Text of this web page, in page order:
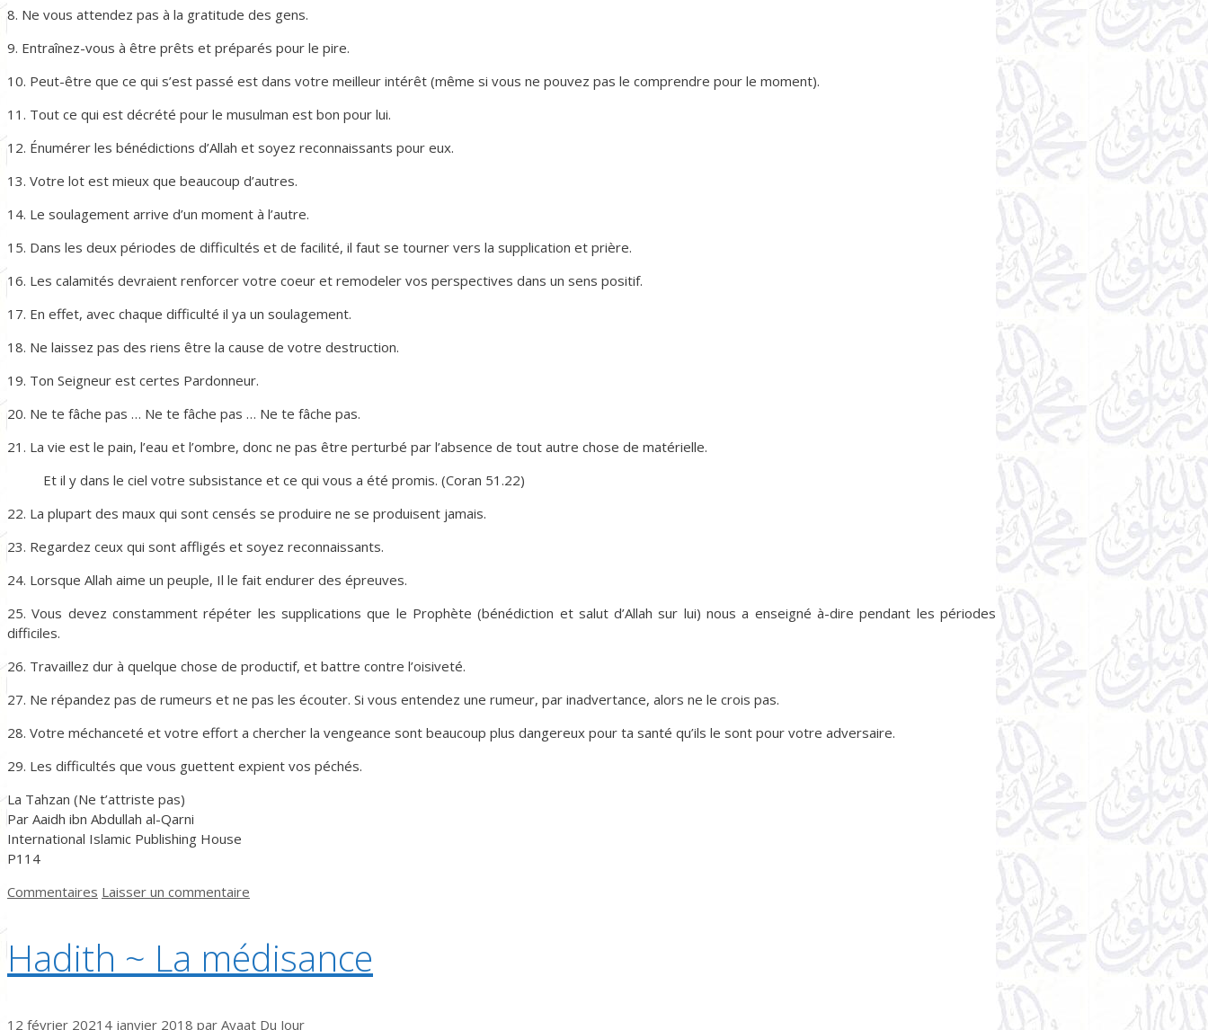
8. Ne vous attendez pas à la gratitude des gens.
9. Entraînez-vous à être prêts et préparés pour le pire.
10. Peut-être que ce qui s’est passé est dans votre meilleur intérêt (même si vous ne pouvez pas le comprendre pour le moment).
11. Tout ce qui est décrété pour le musulman est bon pour lui.
12. Énumérer les bénédictions d’Allah et soyez reconnaissants pour eux.
13. Votre lot est mieux que beaucoup d’autres.
14. Le soulagement arrive d’un moment à l’autre.
15. Dans les deux périodes de difficultés et de facilité, il faut se tourner vers la supplication et prière.
16. Les calamités devraient renforcer votre coeur et remodeler vos perspectives dans un sens positif.
17. En effet, avec chaque difficulté il ya un soulagement.
18. Ne laissez pas des riens être la cause de votre destruction.
19. Ton Seigneur est certes Pardonneur.
20. Ne te fâche pas … Ne te fâche pas … Ne te fâche pas.
21. La vie est le pain, l’eau et l’ombre, donc ne pas être perturbé par l’absence de tout autre chose de matérielle.
Et il y dans le ciel votre subsistance et ce qui vous a été promis. (Coran 51.22)
22. La plupart des maux qui sont censés se produire ne se produisent jamais.
23. Regardez ceux qui sont affligés et soyez reconnaissants.
24. Lorsque Allah aime un peuple, Il le fait endurer des épreuves.
25. Vous devez constamment répéter les supplications que le Prophète (bénédiction et salut d’Allah sur lui) nous a enseigné à-dire pendant les périodes
difficiles.
26. Travaillez dur à quelque chose de productif, et battre contre l’oisiveté.
27. Ne répandez pas de rumeurs et ne pas les écouter. Si vous entendez une rumeur, par inadvertance, alors ne le crois pas.
28. Votre méchanceté et votre effort a chercher la vengeance sont beaucoup plus dangereux pour ta santé qu’ils le sont pour votre adversaire.
29. Les difficultés que vous guettent expient vos péchés.
La Tahzan (Ne t’attriste pas)
Par Aaidh ibn Abdullah al-Qarni
International Islamic Publishing House
P114
Catégories
Commentaires Laisser un commentaire
Hadith ~ La médisance
12 février 2021 4 janvier 2018 par Ayaat Du Jour